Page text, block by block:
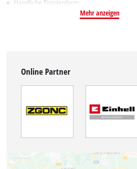
Handliche Pistolenform
Mehr anzeigen
Online Partner